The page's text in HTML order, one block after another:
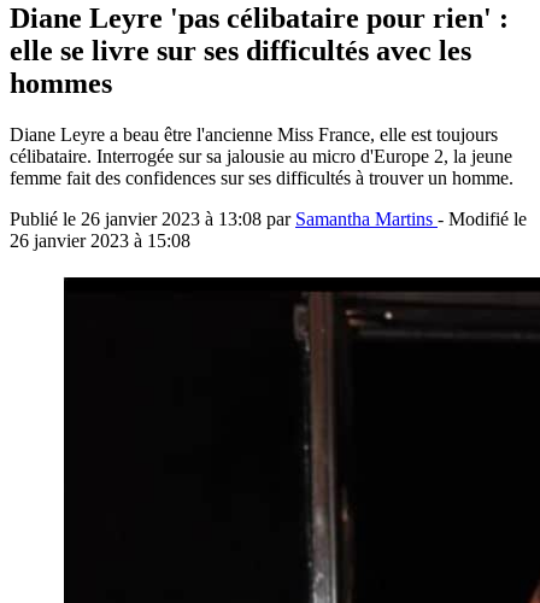
Diane Leyre 'pas célibataire pour rien' :
elle se livre sur ses difficultés avec les
hommes
Diane Leyre a beau être l'ancienne Miss France, elle est toujours
célibataire. Interrogée sur sa jalousie au micro d'Europe 2, la jeune
femme fait des confidences sur ses difficultés à trouver un homme.
Publié le 26 janvier 2023 à 13:08 par Samantha Martins - Modifié le
26 janvier 2023 à 15:08